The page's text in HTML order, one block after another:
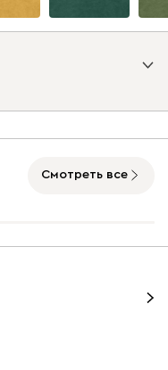
Изумруд
Смотреть все